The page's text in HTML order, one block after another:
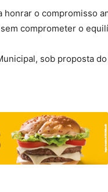
o compromisso
comprometer o
sob proposta